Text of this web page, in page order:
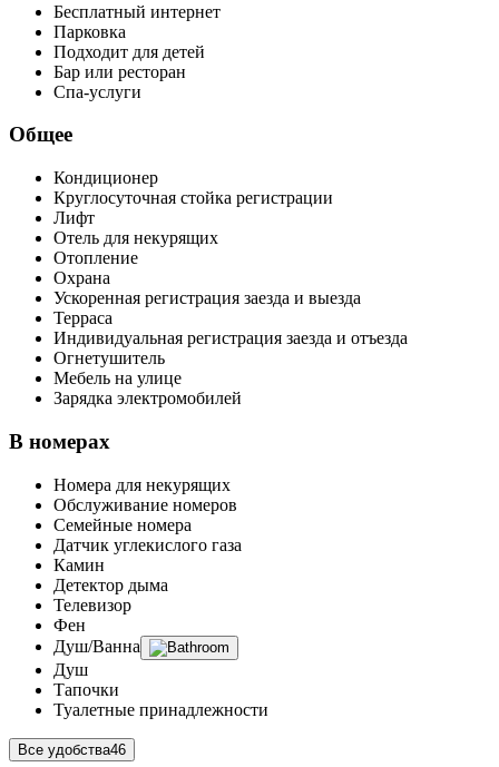
Бесплатный интернет
Парковка
Подходит для детей
Бар или ресторан
Спа-услуги
Общее
Кондиционер
Круглосуточная стойка регистрации
Лифт
Отель для некурящих
Отопление
Охрана
Ускоренная регистрация заезда и выезда
Терраса
Индивидуальная регистрация заезда и отъезда
Огнетушитель
Мебель на улице
Зарядка электромобилей
В номерах
Номера для некурящих
Обслуживание номеров
Семейные номера
Датчик углекислого газа
Камин
Детектор дыма
Телевизор
Фен
Душ/Ванна
Душ
Тапочки
Туалетные принадлежности
Все удобства46